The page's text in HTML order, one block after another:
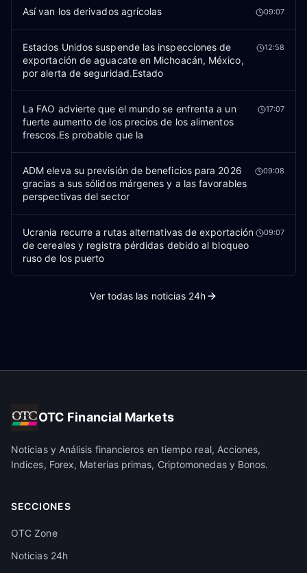
Así van los derivados agrícolas 09:07
Estados Unidos suspende las inspecciones de
exportación de aguacate en Michoacán, México,
por alerta de seguridad.Estado
12:58
La FAO advierte que el mundo se enfrenta a un
fuerte aumento de los precios de los alimentos
frescos.Es probable que la
17:07
ADM eleva su previsión de beneficios para 2026
gracias a sus sólidos márgenes y a las favorables
perspectivas del sector
09:08
Ucrania recurre a rutas alternativas de exportación
de cereales y registra pérdidas debido al bloqueo
ruso de los puerto
09:07
Ver todas las noticias 24h
OTC Financial Markets
Noticias y Análisis financieros en tiempo real, Acciones,
Indices, Forex, Materias primas, Criptomonedas y Bonos.
SECCIONES
OTC Zone
Noticias 24h